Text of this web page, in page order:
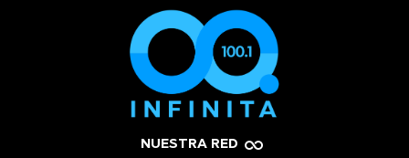
NUESTRA RED